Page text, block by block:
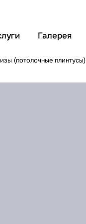
Галерея
(потолочные плинтусы)